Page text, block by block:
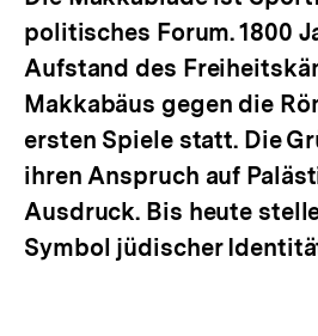
politisches Forum. 1800
Aufstand des
Makkabäus gegen die
ersten Spiele statt. Die
ihren Anspruch auf
Ausdruck. Bis heute
Symbol jüdischer